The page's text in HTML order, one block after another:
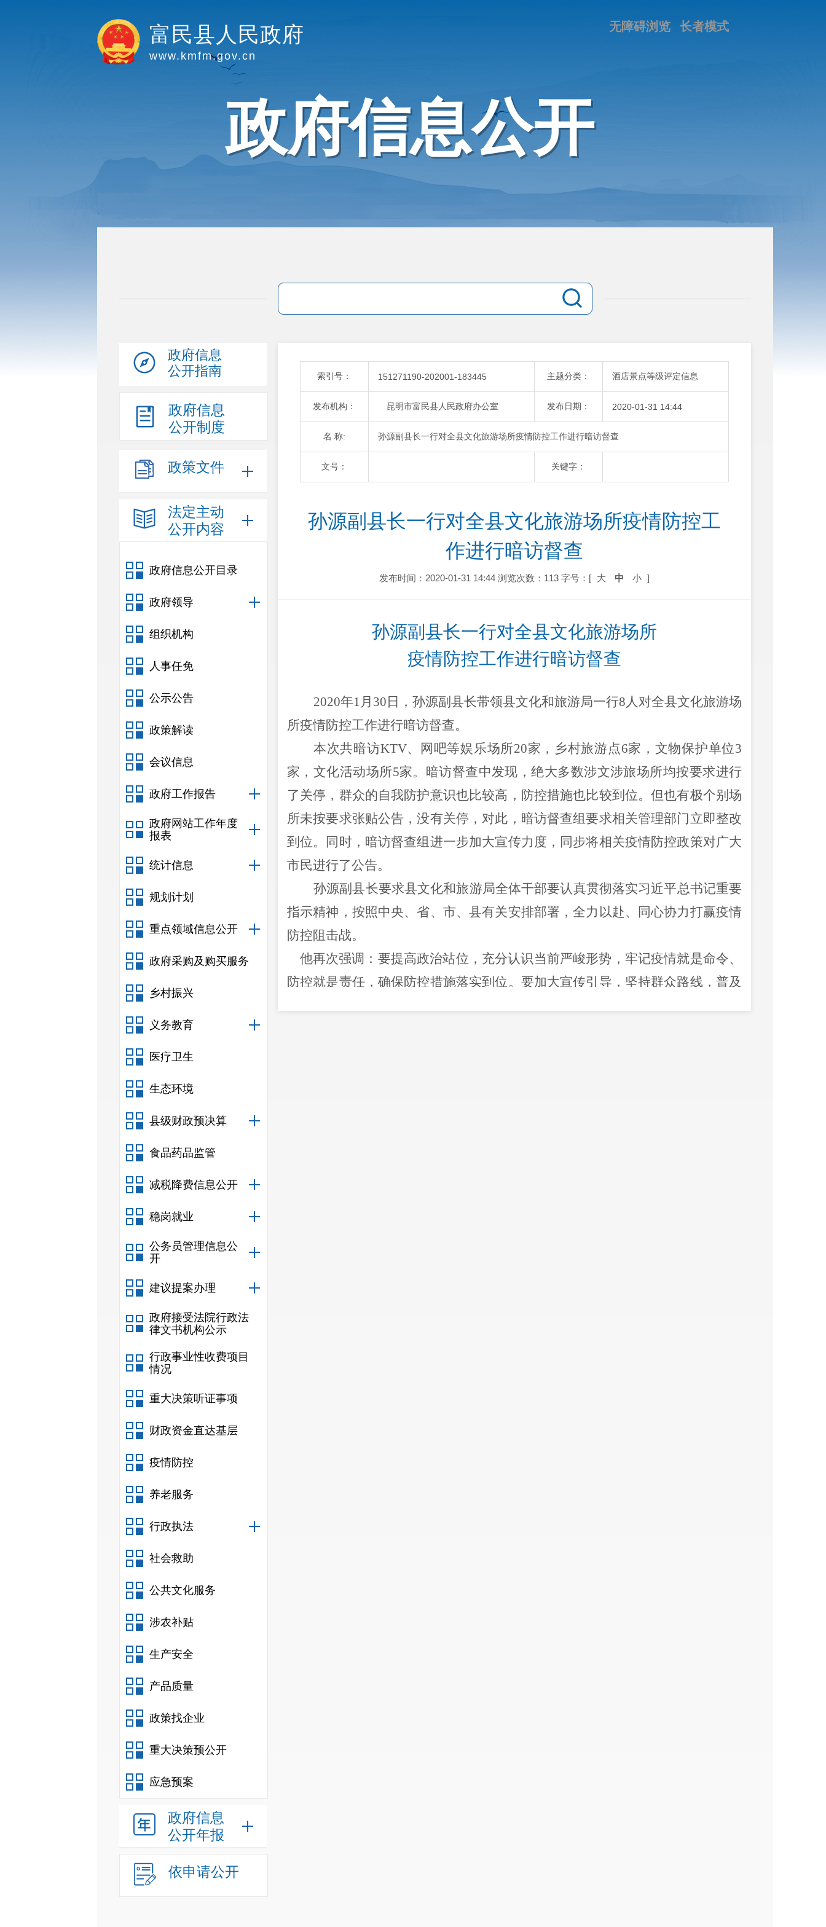
富民县人民政府
www.kmfm.gov.cn
长者模式
无障碍浏览
政府信息公开
政府信息
公开指南
政府信息
公开制度
政策文件
法定主动
公开内容
政府信息公开目录
政府领导
组织机构
人事任免
公示公告
政策解读
会议信息
政府工作报告
政府网站工作年度
报表
统计信息
规划计划
重点领域信息公开
政府采购及购买服务
乡村振兴
义务教育
医疗卫生
生态环境
县级财政预决算
食品药品监管
减税降费信息公开
稳岗就业
公务员管理信息公
开
建议提案办理
政府接受法院行政法
律文书机构公示
行政事业性收费项目
情况
重大决策听证事项
财政资金直达基层
疫情防控
养老服务
行政执法
社会救助
公共文化服务
涉农补贴
生产安全
产品质量
政策找企业
重大决策预公开
应急预案
政府信息
公开年报
依申请公开
索引号： 151271190-202001-183445 主题分类： 酒店景点等级评定信息
发布机构： 昆明市富民县人民政府办公室 发布日期： 2020-01-31 14:44
名 称: 孙源副县长一行对全县文化旅游场所疫情防控工作进行暗访督查
文号： 关键字：
孙源副县长一行对全县文化旅游场所疫情防控工
作进行暗访督查
发布时间：2020-01-31 14:44 浏览次数：113 字号：[ 大 中 小 ]
孙源副县长一行对全县文化旅游场所
疫情防控工作进行暗访督查
2020年1月30日 ， 孙源副县长带领县文化和旅游局一行8人对全县文化旅游场
所疫情防控工作进行暗访督查。
本次共暗访KTV、网吧等娱乐场所20家，乡村旅游点6家，文物保护单位3
家，文化活动场所5家。暗访督查中发现，绝大多数涉文涉旅场所均按要求进行
了关停，群众的自我防护意识也比较高，防控措施也比较到位。但也有极个别场
所未按要求张贴公告，没有关停，对此，暗访督查组要求相关管理部门立即整改
到位。 同时，暗访督查组进一步加大宣传力度，同步将相关疫情防控政策对广大
市民进行了公告。
孙源副县长要求县文化和旅游局全体干部要认真贯彻落实习近平总书记重要
指示精神，按照中央、省、 市、县有关安排部署 ，全力以赴、 同心协力打赢疫情
防控阻击战。
他再次强调： 要提高政治站位 ， 充分认识当前严峻形势，牢记疫情就是命令、
防控就是责任，确保防控措施落实到位。 要加大宣传引导 ， 坚持群众路线，普及